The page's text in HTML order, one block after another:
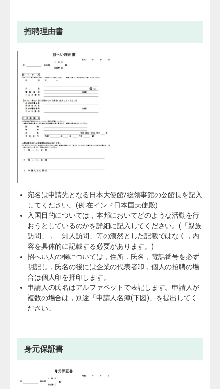
招聘理由書
宛名は申請先となる日本大使館/総領事館の公館長を記入
してください。(例:在インド日本国大使殿)
入国目的については，本邦においてどのような活動を行
おうとしているのかを詳細に記入してください。(「親族
訪問」，「知人訪問」等の漠然とした記載ではなく，内
容を具体的に記載する必要があります。)
招へい人の欄については，住所，氏名，電話番号を必ず
明記し，氏名の後には企業の代表者印，個人の招聘の場
合は個人印を押印します。
申請人の氏名はアルファベットで表記します。申請人が
複数の場合は，別途「申請人名簿(下図)」を提出してく
ださい。
身元保証書